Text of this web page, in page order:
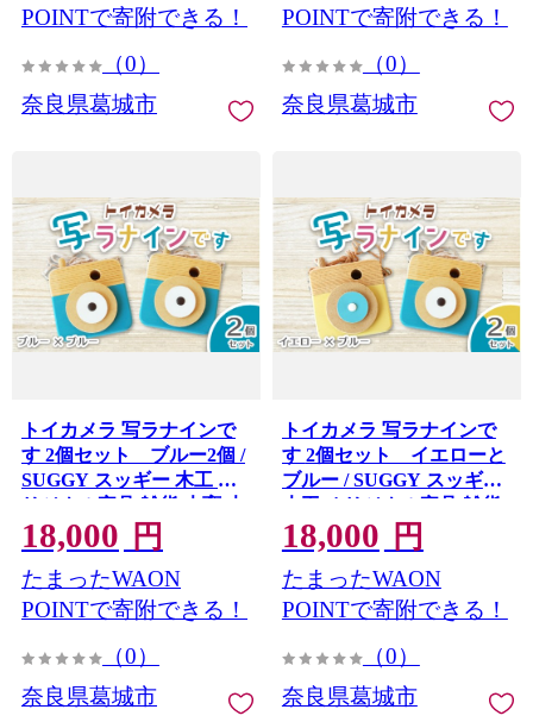
POINTで寄附できる！
（0）
奈良県葛城市
ゃ キッズカメラ 出産祝い
プロップス ふるさと納税
市【sugg007】
POINTで寄附できる！
（0）
奈良県葛城市
トイカメラ 写ラナインで
す 2個セット ブルー2個 /
SUGGY スッギー 木工 オ
リジナル家具 雑貨 木育 木
製 木のおもちゃ ごっこ遊
び 知育玩具 カメラ おもち
ゃ キッズカメラ 出産祝い
誕生日プレゼント フォト
手作り 手作り 奈良県 葛城
18,000 円
たまったWAON
POINTで寄附できる！
（0）
奈良県葛城市
トイカメラ 写ラナインで
す 2個セット イエローと
ブルー / SUGGY スッギー
木工 オリジナル家具 雑貨
木育 木製 木のおもちゃ ご
っこ遊び 知育玩具 カメラ
おもちゃ キッズカメラ 出
産祝い 誕生日プレゼント
と納税 手作り 手作り 奈良
18,000 円
たまったWAON
POINTで寄附できる！
（0）
奈良県葛城市